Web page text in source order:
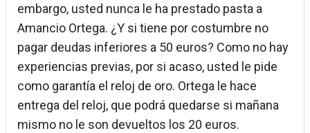
embargo, usted nunca le ha prestado pasta a
Amancio Ortega. ¿Y si tiene por costumbre no
pagar deudas inferiores a 50 euros? Como no hay
experiencias previas, por si acaso, usted le pide
como garantía el reloj de oro. Ortega le hace
entrega del reloj, que podrá quedarse si mañana
mismo no le son devueltos los 20 euros.